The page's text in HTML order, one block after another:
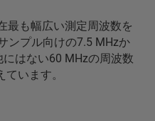
最も幅広い測定周波数を
ンプル向けの7.5 MHzか
にはない60 MHzの周波数
います。